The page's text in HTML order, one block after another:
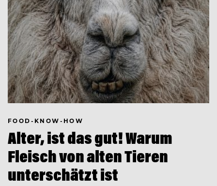
FOOD-KNOW-HOW
Alter, ist das gut! Warum
Fleisch von alten Tieren
unterschätzt ist